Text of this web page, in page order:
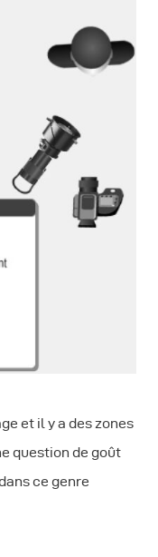
et il y a des zones
question de goût
ce genre